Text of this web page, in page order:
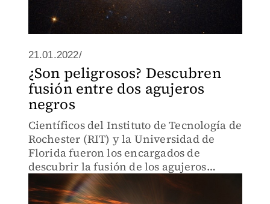
21.01.2022/
¿Son peligrosos? Descubren
fusión entre dos agujeros
negros
Científicos del Instituto de Tecnología de
Rochester (RIT) y la Universidad de
Florida fueron los encargados de
descubrir la fusión de los agujeros
negros.